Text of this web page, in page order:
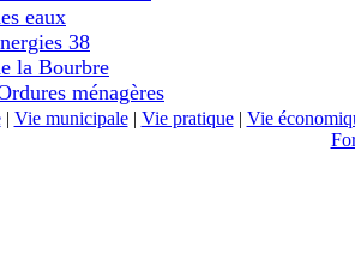
eaux
38
la Bourbre
ménagères
| Vie municipale| Vie pratique| Vie